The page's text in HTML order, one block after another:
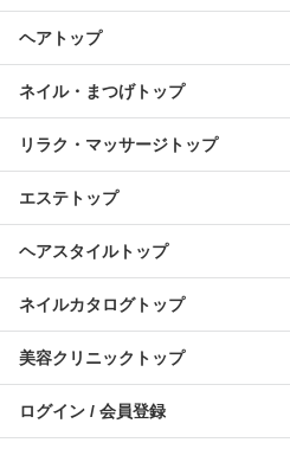
ヘアトップ
ネイル・まつげトップ
リラク・マッサージトップ
エステトップ
ヘアスタイルトップ
ネイルカタログトップ
美容クリニックトップ
ログイン / 会員登録